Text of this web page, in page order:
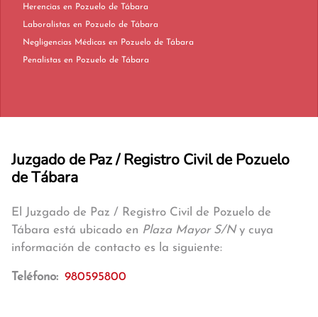
Herencias en Pozuelo de Tábara
Laboralistas en Pozuelo de Tábara
Negligencias Médicas en Pozuelo de Tábara
Penalistas en Pozuelo de Tábara
Juzgado de Paz / Registro Civil de Pozuelo
de Tábara
El Juzgado de Paz / Registro Civil de Pozuelo de
Tábara está ubicado en Plaza Mayor S/Ny cuya
información de contacto es la siguiente:
Teléfono: 980595800